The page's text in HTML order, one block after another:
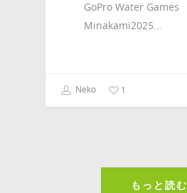
GoPro Water Games
Minakami2025…
Neko 1
もっと読む